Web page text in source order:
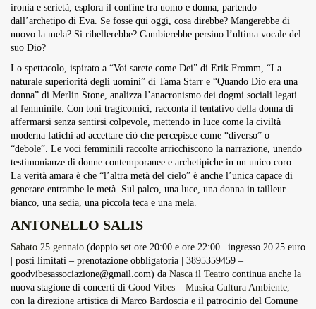
ironia e serietà, esplora il confine tra uomo e donna, partendo
dall’archetipo di Eva. Se fosse qui oggi, cosa direbbe? Mangerebbe di
nuovo la mela? Si ribellerebbe? Cambierebbe persino l’ultima vocale del
suo Dio?
Lo spettacolo, ispirato a “Voi sarete come Dei” di Erik Fromm, “La
naturale superiorità degli uomini” di Tama Starr e “Quando Dio era una
donna” di Merlin Stone, analizza l’anacronismo dei dogmi sociali legati
al femminile. Con toni tragicomici, racconta il tentativo della donna di
affermarsi senza sentirsi colpevole, mettendo in luce come la civiltà
moderna fatichi ad accettare ciò che percepisce come “diverso” o
“debole”. Le voci femminili raccolte arricchiscono la narrazione, unendo
testimonianze di donne contemporanee e archetipiche in un unico coro.
La verità amara è che “l’altra metà del cielo” è anche l’unica capace di
generare entrambe le metà. Sul palco, una luce, una donna in tailleur
bianco, una sedia, una piccola teca e una mela.
ANTONELLO SALIS
Sabato 25 gennaio (doppio set ore 20:00 e ore 22:00 | ingresso 20|25 euro
| posti limitati – prenotazione obbligatoria | 3895359459 –
goodvibesassociazione@gmail.com) da Nasca il Teatro continua anche la
nuova stagione di concerti di Good Vibes – Musica Cultura Ambiente,
con la direzione artistica di Marco Bardoscia e il patrocinio del Comune